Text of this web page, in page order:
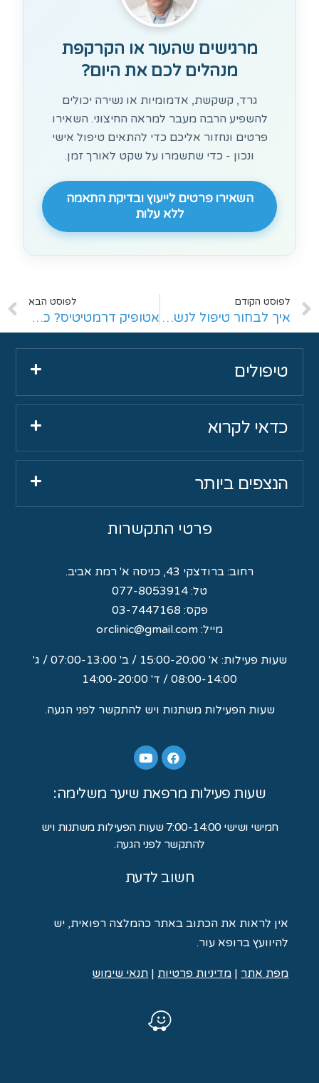
מרגישים שהעור או הקרקפת
מנהלים לכם את היום?
גרד, קשקשת, אדמומיות או נשירה יכולים
להשפיע הרבה מעבר למראה החיצוני. השאירו
פרטים ונחזור אליכם כדי להתאים טיפול אישי
ונכון - כדי שתשמרו על שקט לאורך זמן.
השאירו פרטים לייעוץ ובדיקת התאמה
ללא עלות
לפוסט הקודם
איך לבחור טיפול לנשירת שיער: רופא עור או טיפול טבעי?
לפוסט הבא
אטופיק דרמטיטיס? כך תטפלו נכון ותשמרו על שקט לאורך זמן
טיפולים
כדאי לקרוא
הנצפים ביותר
פרטי התקשרות
רחוב: ברודצקי 43, כניסה א' רמת אביב.
טל: 077-8053914
פקס: 03-7447168
מייל: orclinic@gmail.com
שעות פעילות: א' 15:00-20:00 / ב' 07:00-13:00 / ג'
08:00-14:00 / ד' 14:00-20:00
שעות הפעילות משתנות ויש להתקשר לפני הגעה.
שעות פעילות מרפאת שיער משלימה:
חמישי ושישי 7:00-14:00 שעות הפעילות משתנות ויש
להתקשר לפני הגעה.
חשוב לדעת
אין לראות את הכתוב באתר כהמלצה רפואית, יש
להיוועץ ברופא עור.
מפת אתר | מדיניות פרטיות | תנאי שימוש